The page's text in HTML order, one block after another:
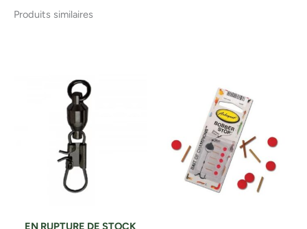
Produits similaires
EN RUPTURE DE STOCK